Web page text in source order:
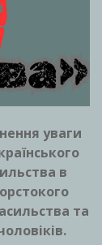
уваги
в
та